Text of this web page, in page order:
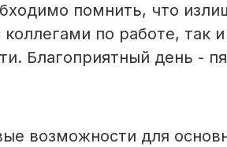
помнить, что
по работе, так
Благоприятный день -
возможности для